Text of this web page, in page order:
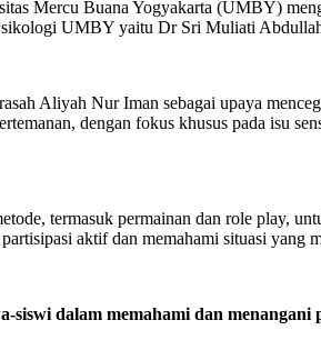
Mercu Buana Yogyakarta (UMBY)
UMBY yaitu Dr Sri Muliati
Aliyah Nur Iman sebagai upaya
dengan fokus khusus pada isu
termasuk permainan dan role play,
aktif dan memahami situasi yang
siswi dalam memahami dan